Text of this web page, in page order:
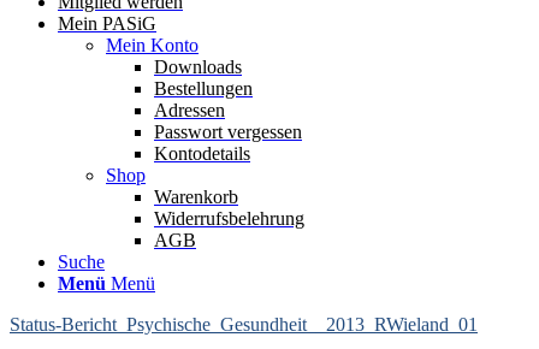
Mein PASiG
Mein Konto
Downloads
Bestellungen
Adressen
Passwort vergessen
Kontodetails
Shop
Warenkorb
Widerrufsbelehrung
AGB
Suche
Menü Menü
Status-Bericht_Psychische_Gesundheit__2013_RWieland_01